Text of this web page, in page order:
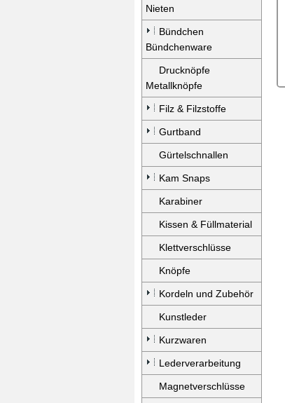
Nieten
Bündchen
Bündchenware
Drucknöpfe
Metallknöpfe
Filz & Filzstoffe
Gurtband
Gürtelschnallen
Kam Snaps
Karabiner
Kissen & Füllmaterial
Klettverschlüsse
Knöpfe
Kordeln und Zubehör
Kunstleder
Kurzwaren
Lederverarbeitung
Magnetverschlüsse